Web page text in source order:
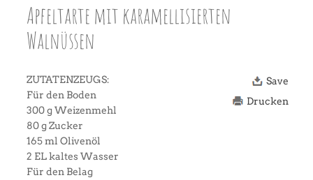
Apfeltarte mit karamellisierten
Walnüssen
Save
Drucken
ZUTATENZEUGS:
Für den Boden
300 g Weizenmehl
80 g Zucker
165 ml Olivenöl
2 EL kaltes Wasser
Für den Belag